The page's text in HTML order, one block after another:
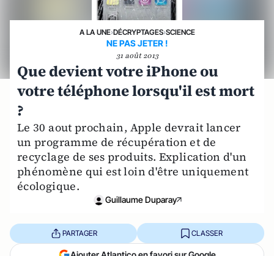
A LA UNE›DÉCRYPTAGES›SCIENCE
NE PAS JETER !
31 août 2013
Que devient votre iPhone ou
votre téléphone lorsqu'il est mort
?
Le 30 aout prochain, Apple devrait lancer
un programme de récupération et de
recyclage de ses produits. Explication d'un
phénomène qui est loin d'être uniquement
écologique.
Guillaume Duparay
PARTAGER CLASSER